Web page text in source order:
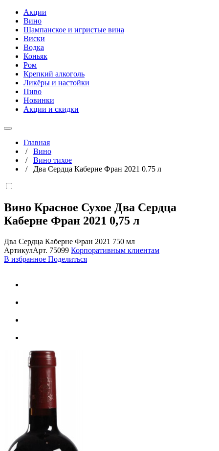
Акции
Вино
Шампанское и игристые вина
Виски
Водка
Коньяк
Ром
Крепкий алкоголь
Ликёры и настойки
Пиво
Новинки
Акции и скидки
Главная
/ Вино
/ Вино тихое
/ Два Сердца Каберне Фран 2021 0.75 л
Вино Красное Сухое Два Сердца
Каберне Фран 2021 0,75 л
Два Сердца Каберне Фран 2021 750 мл
АртикулАрт. 75099 Корпоративным клиентам
В избранное Поделиться